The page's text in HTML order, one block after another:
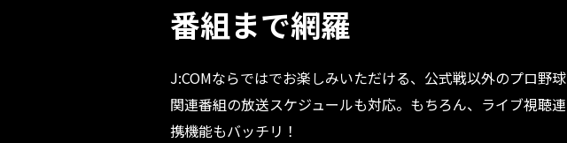
番組まで網羅
J:COMならではでお楽しみいただける、公式戦以外のプロ野球
関連番組の放送スケジュールも対応。もちろん、ライブ視聴連
携機能もバッチリ！